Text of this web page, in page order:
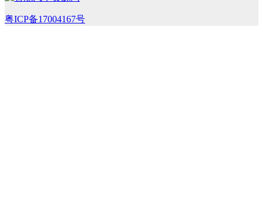
粤ICP备17004167号